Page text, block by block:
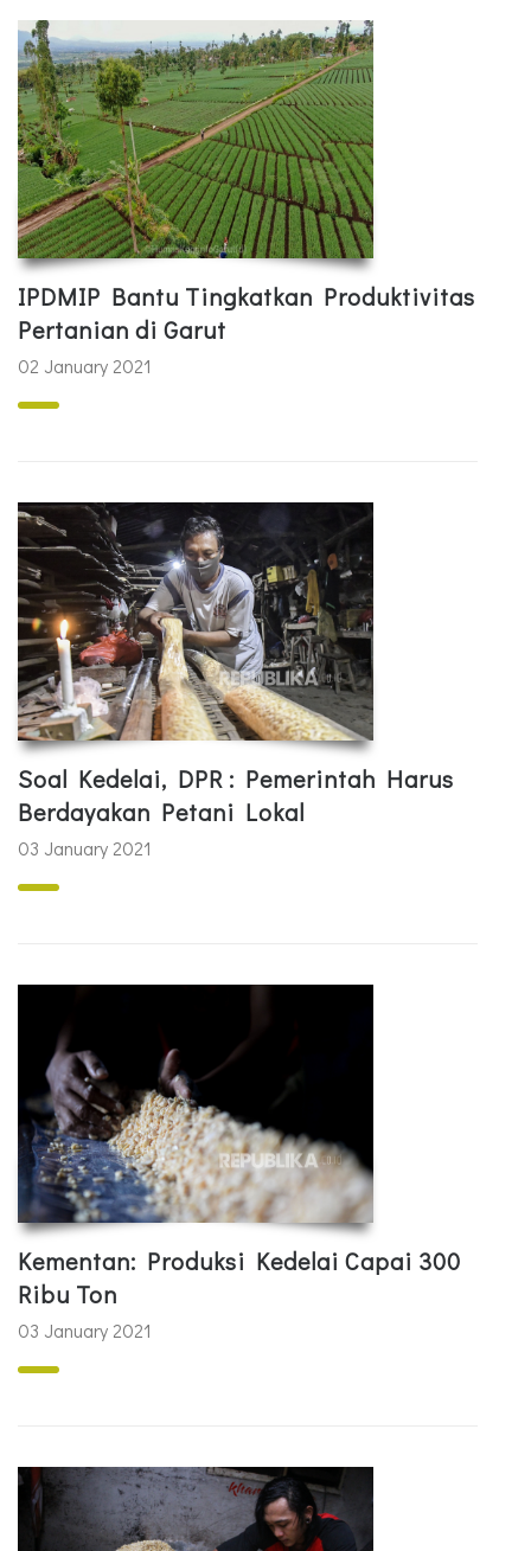
IPDMIP Bantu Tingkatkan Produktivitas
Pertanian di Garut
02 January 2021
Soal Kedelai, DPR : Pemerintah Harus
Berdayakan Petani Lokal
03 January 2021
Kementan: Produksi Kedelai Capai 300
Ribu Ton
03 January 2021